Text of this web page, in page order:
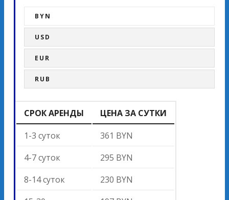
BYN
USD
EUR
RUB
СРОК АРЕНДЫ
ЦЕНА ЗА СУТКИ
1-3 суток
361 BYN
4-7 суток
295 BYN
8-14 суток
230 BYN